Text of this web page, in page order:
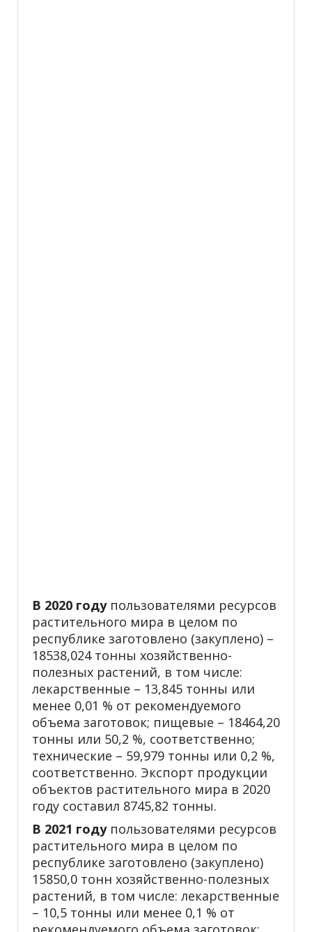
В 2020 годупользователями ресурсов
растительного мира в целом по
республике заготовлено (закуплено) –
18538,024 тонны хозяйственно-
полезных растений, в том числе:
лекарственные – 13,845 тонны или
менее 0,01 % от рекомендуемого
объема заготовок; пищевые – 18464,20
тонны или 50,2 %, соответственно;
технические – 59,979 тонны или 0,2 %,
соответственно. Экспорт продукции
объектов растительного мира в 2020
году составил 8745,82 тонны.
В 2021 годупользователями ресурсов
растительного мира в целом по
республике заготовлено (закуплено)
15850,0 тонн хозяйственно-полезных
растений, в том числе: лекарственные
– 10,5 тонны или менее 0,1 % от